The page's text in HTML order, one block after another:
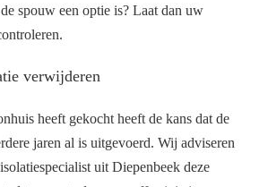
spouw een optie is? Laat dan uw
verwijderen
heeft gekocht heeft de kans dat de
jaren al is uitgevoerd. Wij adviseren
uit Diepenbeek deze